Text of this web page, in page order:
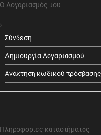
Ο Λογαριασμός μου
Σύνδεση
Δημιουργία Λογαριασμού
Ανάκτηση κωδικού πρόσβασης
Πληροφορίες καταστήματος